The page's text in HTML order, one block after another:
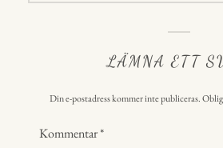
LÄMNA ETT
Din e-postadress kommer inte publiceras.
Kommentar*